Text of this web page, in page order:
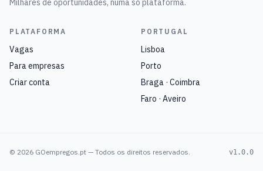
Milhares de oportunidades, numa só plataforma.
PLATAFORMA
Vagas
Para empresas
Criar conta
PORTUGAL
Lisboa
Porto
Braga · Coimbra
Faro · Aveiro
© 2026 GOempregos.pt — Todos os direitos reservados. v1.0.0